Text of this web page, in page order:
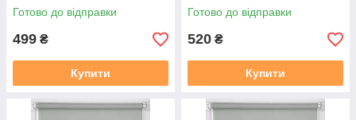
Готово до відправки
499 ₴
Купити
Готово до відправки
520 ₴
Купити